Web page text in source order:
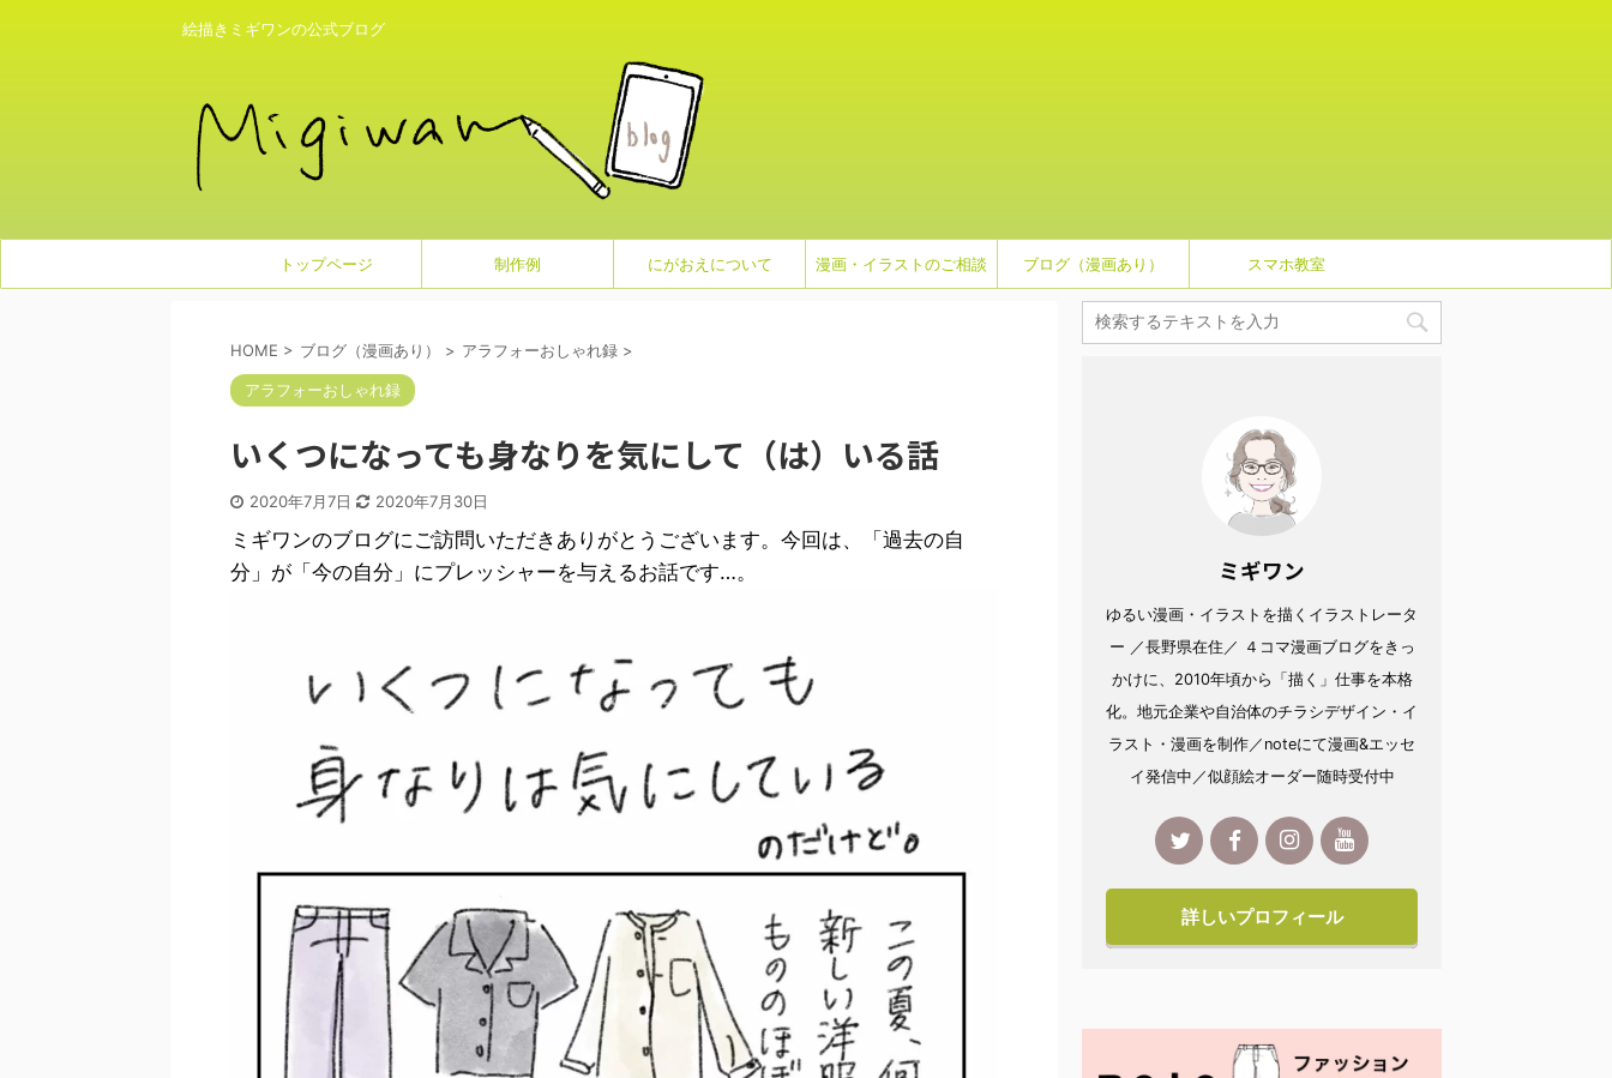
絵描きミギワンの公式ブログ
トップページ 制作例 にがおえについて 漫画・イラストのご相談 ブログ（漫画あり） スマホ教室
HOME > ブログ（漫画あり） > アラフォーおしゃれ録 >
アラフォーおしゃれ録
いくつになっても身なりを気にして（は）いる話
2020年7月7日 2020年7月30日
ミギワンのブログにご訪問いただきありがとうございます。今回は、「過去の自
分」が「今の自分」にプレッシャーを与えるお話です…。
ミギワン
ゆるい漫画・イラストを描くイラストレータ
ー ／長野県在住／ ４コマ漫画ブログをきっ
かけに、2010年頃から「描く」仕事を本格
化。地元企業や自治体のチラシデザイン・イ
ラスト・漫画を制作／noteにて漫画&エッセ
イ発信中／似顔絵オーダー随時受付中
詳しいプロフィール